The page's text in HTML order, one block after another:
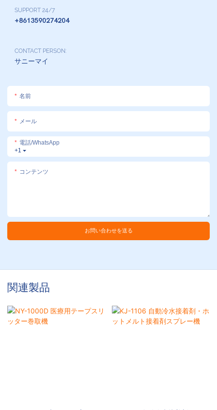
SUPPORT 24/7
+8613590274204
CONTACT PERSON:
サニーマイ
名前
メール
+1
電話/WhatsApp
コンテンツ
お問い合わせを送る
関連製品